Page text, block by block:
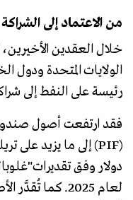
من الاعتماد إلى الشراكة
خلال العقدين
الولايات المتحدة ودول
رئيسة على النفط إلى
فقد ارتفعت أصول
لعام 2025. كما